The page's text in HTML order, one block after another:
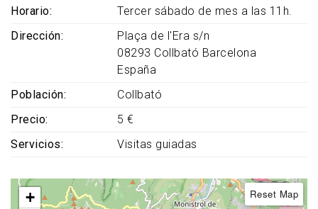
Horario
Tercer sábado de mes a las 11h.
Dirección
Plaça de l'Era s/n
08293 Collbató Barcelona
España
Población
Collbató
Precio
5 €
Servicios
Visitas guiadas
+
Reset Map